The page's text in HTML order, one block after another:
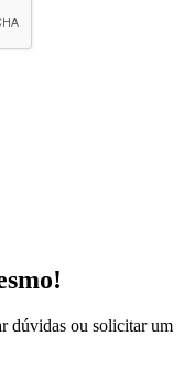
dúvidas ou solicitar um